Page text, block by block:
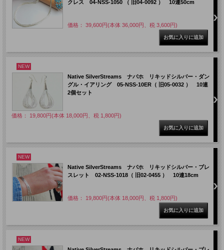
クレス 04-NSS-1050 （ 旧04-0092 ） 10連50cm
価格： 39,600円(本体 36,000円、税 3,600円)
NEW
Native SilverStreams ナバホ リキッドシルバー・ダン
グル・イアリング 05-NSS-10ER（ 旧05-0032 ） 10連
2個セット
価格： 19,800円(本体 18,000円、税 1,800円)
NEW
Native SilverStreams ナバホ リキッドシルバー・ブレ
スレット 02-NSS-1018（ 旧02-0455 ） 10連18cm
価格： 19,800円(本体 18,000円、税 1,800円)
NEW